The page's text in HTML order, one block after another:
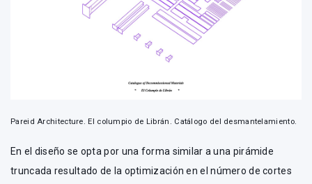
Pareid Architecture. El columpio de Librán. Catálogo del desmantelamiento.
En el diseño se opta por una forma similar a una pirámide
truncada resultado de la optimización en el número de cortes